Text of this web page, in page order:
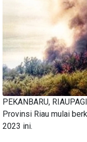
PEKANBARU,
Provinsi Riau mulai
2023 ini.